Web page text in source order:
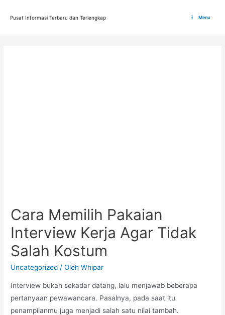
Pusat Informasi Terbaru dan Terlengkap Menu
Cara Memilih Pakaian
Interview Kerja Agar Tidak
Salah Kostum
Uncategorized / OlehWhipar
Interview bukan sekadar datang, lalu menjawab beberapa
pertanyaan pewawancara. Pasalnya, pada saat itu
penampilanmu juga menjadi salah satu nilai tambah.